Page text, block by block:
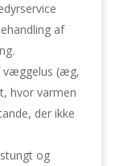
af
væggelus (æg,
hvor varmen
der ikke
og